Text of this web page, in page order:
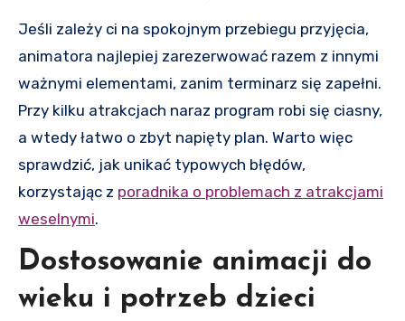
Jeśli zależy ci na spokojnym przebiegu przyjęcia,
animatora najlepiej zarezerwować razem z innymi
ważnymi elementami, zanim terminarz się zapełni.
Przy kilku atrakcjach naraz program robi się ciasny,
a wtedy łatwo o zbyt napięty plan. Warto więc
sprawdzić, jak unikać typowych błędów,
korzystając z poradnika o problemach z atrakcjami
weselnymi.
Dostosowanie animacji do
wieku i potrzeb dzieci